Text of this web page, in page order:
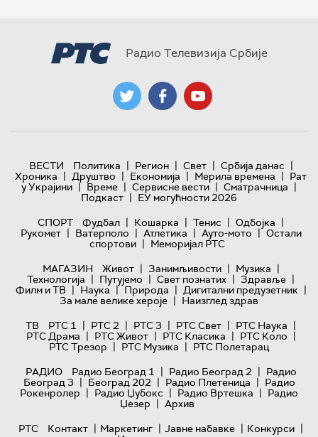
Радио Телевизија Србије
ВЕСТИ Политика | Регион | Свет | Србија данас |
Хроника | Друштво | Економија | Мерила времена | Рат
у Украјини | Време | Сервисне вести | Сматрачница |
Подкаст | ЕУ могућности 2026
СПОРТ
Фудбал | Кошарка | Тенис | Одбојка |
Рукомет | Ватерполо | Атлетика | Ауто-мото | Остали
спортови | Меморијал РТС
МАГАЗИН
Живот | Занимљивости | Музика |
Технологијa | Путујемо | Свет познатих | Здравље |
Филм и ТВ | Наука | Природа | Дигитални предузетник |
За мале велике хероје | Наизглед здрав
ТВ
РТС 1 | РТС 2 | РТС 3 | РТС Свет | РТС Наука |
РТС Драма | РТС Живот | РТС Класика | РТС Коло |
РТС Трезор | РТС Музика | РТС Полетарац
РАДИО
Радио Београд 1 | Радио Београд 2 | Радио
Београд 3 | Београд 202 | Радио Плетеница | Радио
Рокенролер | Радио Џубокс | Радио Вртешка | Радио
Џезер | Архив
РТС
Контакт | Маркетинг | Јавне набавке | Конкурси |